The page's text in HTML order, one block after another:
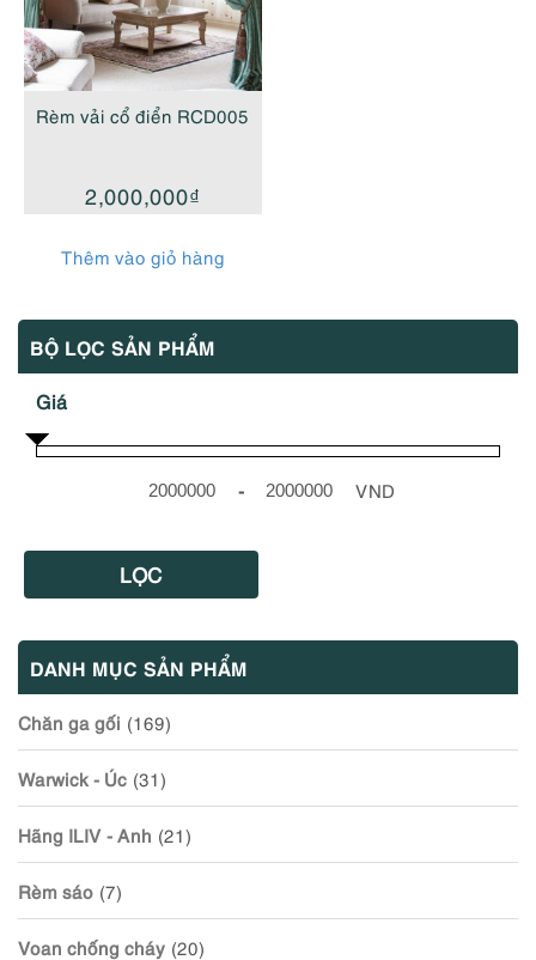
Rèm vải cổ điển RCD005
2,000,000₫
Thêm vào giỏ hàng
BỘ LỌC SẢN PHẨM
Giá
Minimum Price
-
Maximum Price
VND
LỌC
DANH MỤC SẢN PHẨM
Chăn ga gối (169)
Warwick - Úc (31)
Hãng ILIV - Anh (21)
Rèm sáo (7)
Voan chống cháy (20)